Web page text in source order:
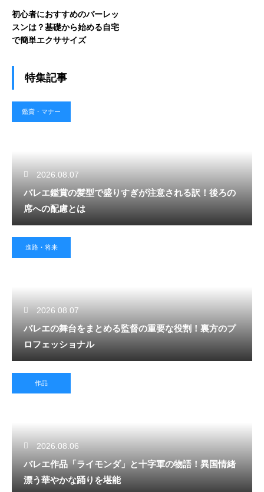
初心者におすすめのバーレッ
スンは？基礎から始める自宅
で簡単エクササイズ
特集記事
鑑賞・マナー
2026.08.07
バレエ鑑賞の髪型で盛りすぎが注意される訳！後ろの
席への配慮とは
進路・将来
2026.08.07
バレエの舞台をまとめる監督の重要な役割！裏方のプ
ロフェッショナル
作品
2026.08.06
バレエ作品「ライモンダ」と十字軍の物語！異国情緒
漂う華やかな踊りを堪能